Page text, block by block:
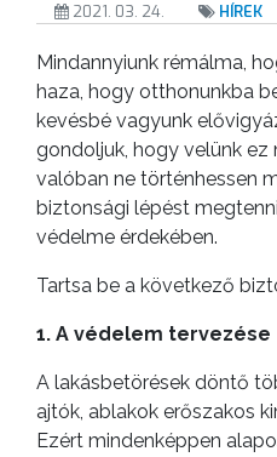
2021. 03. 24. HÍREK
Mindannyiunk rémálma,
haza, hogy otthonunkba
kevésbé vagyunk
gondoljuk, hogy velünk
valóban ne történhessen
biztonsági lépést
védelme érdekében.
Tartsa be a következő
1. A védelem tervezése
A lakásbetörések döntő
ajtók, ablakok erőszakos
Ezért mindenképpen